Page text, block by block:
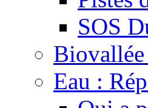
SOS
Eau :